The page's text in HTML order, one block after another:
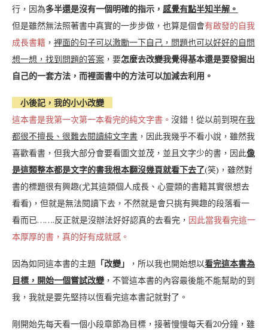
行，因為多半還是沒有一個明確的指示， 感覺有點半知半解。
但是雖然無法照著書中真實的一步步做，也算是個會有啟發的自我
成長書籍 ， 裡面的句子可以激勵一下自己，問題也可以好好的自問
想一想，找到問題的答案 ，要怎麼去改變我覺得基本還是要發掘出
自己的一套方法，而裡面書中的方法可以加減去利用。
小後記，我的小小改變
這本書是我第一次第一本看完的純文字書。 沒錯！從以前到現在我
都很不擅長、很難去閱讀純文字書 ，因此我幾乎不看小說，雖然我
喜歡看書，但我大部分會要看圖文並茂，並且文字少的書，因此像
是這類整本都是文字的書我根本翻沒幾頁就看下去了(笑)，雖然對
書的標題很有興趣(尤其這類個人成長、心靈類的書籍其實很想去
看看)，但就是無法閱讀下去，不然就是會只挑有興趣的段落看一
看而已…….反正就是沒辦法好好認真的去看完， 因此當我看完這一
本厚厚的書，真的好有成就感。
因為如同這本書的主題 「改變」 ，所以我也開始想以看完這本書為
目標，開始一個嘗試改變 ，不管這本書的內容最後能不能幫助的到
我，我就是要先堅持以恆看完這本書記就對了。
剛開始先每天看一個小段章節為目標，接著慢慢每天看20分鐘，雖